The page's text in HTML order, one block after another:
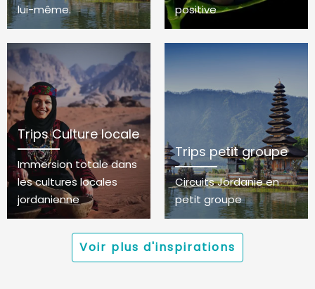
lui-même.
positive
Trips Culture locale
Immersion totale dans
les cultures locales
jordanienne
Trips petit groupe
Circuits Jordanie en
petit groupe
Voir plus d'inspirations